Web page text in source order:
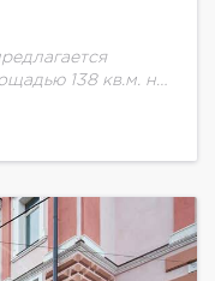
138 кв.м. на